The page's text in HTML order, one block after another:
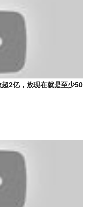
超2亿，放现在就是至少50